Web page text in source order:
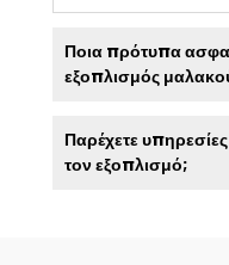
Ποια πρότυπα
εξοπλισμός
Παρέχετε
τον εξοπλισμό;